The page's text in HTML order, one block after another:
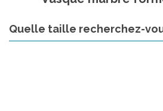
Quelle taille recherchez-